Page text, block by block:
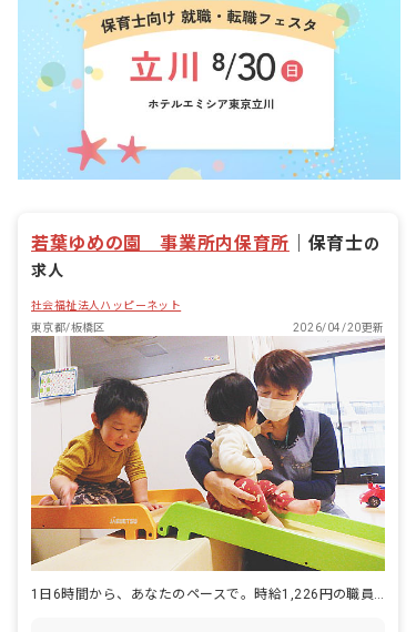
若葉ゆめの園 事業所内保育所 保育士の
求人
社会福祉法人ハッピーネット
東京都/板橋区
2026/04/20更新
1日6時間から、あなたのペースで。時給1,226円の職員がいる園。